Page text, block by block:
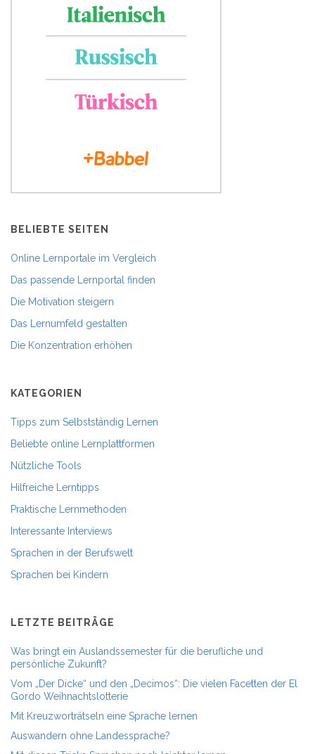
BELIEBTE SEITEN
Online Lernportale im Vergleich
Das passende Lernportal finden
Die Motivation steigern
Das Lernumfeld gestalten
Die Konzentration erhöhen
KATEGORIEN
Tipps zum Selbstständig Lernen
Beliebte online Lernplattformen
Nützliche Tools
Hilfreiche Lerntipps
Praktische Lernmethoden
Interessante Interviews
Sprachen in der Berufswelt
Sprachen bei Kindern
LETZTE BEITRÄGE
Was bringt ein Auslandssemester für die berufliche und
persönliche Zukunft?
Vom „Der Dicke“ und den „Decimos“: Die vielen Facetten der El
Gordo Weihnachtslotterie
Mit Kreuzworträtseln eine Sprache lernen
Auswandern ohne Landessprache?